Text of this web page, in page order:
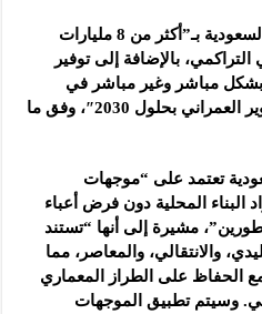
ومن المتوقع أن تسهم العِمَارَة السعودية بـ”أكثر من 8 مليارات
بالإضافة إلى توفير
بشكل مباشر وغير مباشر في
قطاعات الهندسة والبناء والتطوير العمراني بحلول 2030″، وفق ما
تعتمد على “موجهات
البناء المحلية دون فرض أعباء
مشيرة إلى أنها “تستند
والانتقالي، والمعاصر، مما
الحفاظ على الطراز المعماري
وسيتم تطبيق الموجهات